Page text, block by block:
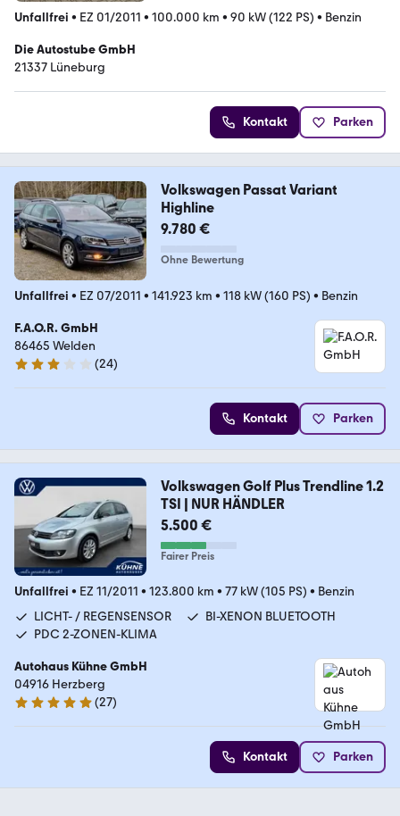
Unfallfrei • EZ 01/2011 • 100.000 km • 90 kW (122 PS) • Benzin
Die Autostube GmbH
21337 Lüneburg
Kontakt Parken
Volkswagen Passat Variant
Highline
9.780 €
Ohne Bewertung
Unfallfrei • EZ 07/2011 • 141.923 km • 118 kW (160 PS) • Benzin
F.A.O.R. GmbH
86465 Welden
3 Sterne
(24)
Kontakt Parken
Volkswagen Golf Plus Trendline 1.2
TSI | NUR HÄNDLER
5.500 €
Fairer Preis
Unfallfrei • EZ 11/2011 • 123.800 km • 77 kW (105 PS) • Benzin
LICHT- / REGENSENSOR
BI-XENON BLUETOOTH
PDC 2-ZONEN-KLIMA
Autohaus Kühne GmbH
04916 Herzberg
4.9 Sterne
(27)
Kontakt Parken